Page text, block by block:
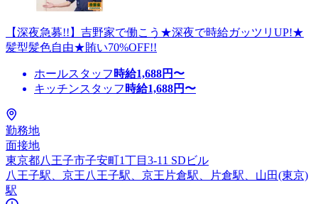
【深夜急募!!】吉野家で働こう★深夜で時給ガッツリUP!★
髪型髪色自由★賄い70%OFF!!
ホールスタッフ 時給1,688円〜
キッチンスタッフ 時給1,688円〜
勤務地
面接地
東京都八王子市子安町1丁目3-11 SDビル
八王子駅、京王八王子駅、京王片倉駅、片倉駅、山田(東京)
駅